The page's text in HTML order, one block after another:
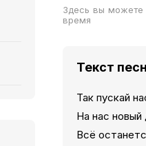
Здесь вы можете
время
Текст
Так пускай
На нас новый
Всё